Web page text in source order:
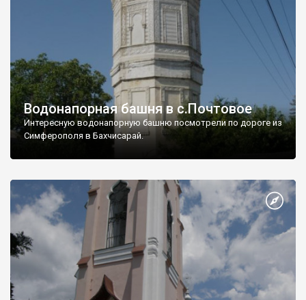
Водонапорная башня в с.Почтовое
Интересную водонапорную башню посмотрели по дороге из
Симферополя в Бахчисарай.